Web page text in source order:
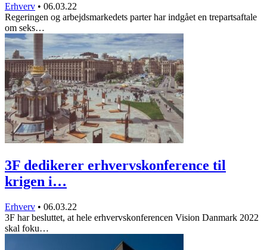
Erhverv • 06.03.22
Regeringen og arbejdsmarkedets parter har indgået en trepartsaftale
om seks…
3F dedikerer erhvervskonference til
krigen i…
Erhverv • 06.03.22
3F har besluttet, at hele erhvervskonferencen Vision Danmark 2022
skal foku…